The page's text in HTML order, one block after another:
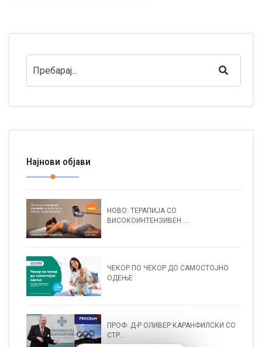
Најнови објави
НОВО: ТЕРАПИЈА СО
ВИСОКОИНТЕНЗИВЕН ...
ЧЕКОР ПО ЧЕКОР ДО САМОСТОЈНО
ОДЕЊЕ
ПРОФ. Д-Р ОЛИВЕР КАРАНФИЛСКИ СО
СТР...